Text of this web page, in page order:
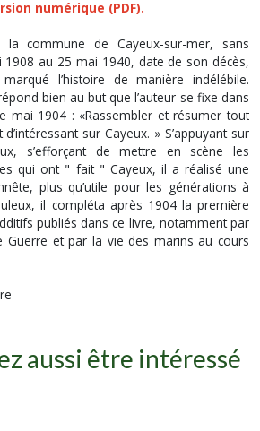
numérique (PDF).
commune de Cayeux-sur-mer, sans
au 25 mai 1940, date de son décès,
l’histoire de manière indélébile.
bien au but que l’auteur se fixe dans
mai 1904 : «Rassembler et résumer tout
sur Cayeux. » S’appuyant sur
s’efforçant de mettre en scène les
qui ont " fait " Cayeux, il a réalisé une
plus qu’utile pour les générations à
il compléta après 1904 la première
publiés dans ce livre, notamment par
Guerre et par la vie des marins au cours
aussi être intéressé